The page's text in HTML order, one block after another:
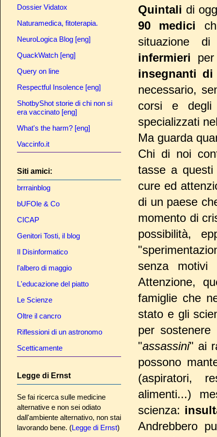
Quintali di
90
medici
situazione
infermieri
insegnanti di
necessario,
corsi e degli
specializzati
Ma guarda
Chi di noi
tasse a
cure ed
di un paese
momento di
possibilità,
senza motivi
Attenzione,
famiglie che
stato e gli
per sostenere
"assassini" ai
possono
(aspiratori,
alimenti...)
scienza:
Andrebbero
Dossier Vidatox
Naturamedica, fitoterapia.
NeuroLogica Blog [eng]
QuackWatch [eng]
Query on line
Respectful Insolence [eng]
ShotbyShot storie di chi non si
era vaccinato [eng]
What's the harm? [eng]
Vaccinfo.it
Siti amici:
brrrainblog
bUFOle & Co
CICAP
Genitori Tosti, il blog
Il Disinformatico
l'albero di maggio
L'educazione del piatto
Le Scienze
Oltre il cancro
Riflessioni di un astronomo
Scetticamente
Legge di Ernst
Se fai ricerca sulle medicine
alternative e non sei odiato
dall'ambiente alternativo, non stai
lavorando bene. (Legge di Ernst)